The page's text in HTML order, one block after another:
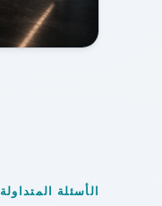
الأسئلة المتداولة